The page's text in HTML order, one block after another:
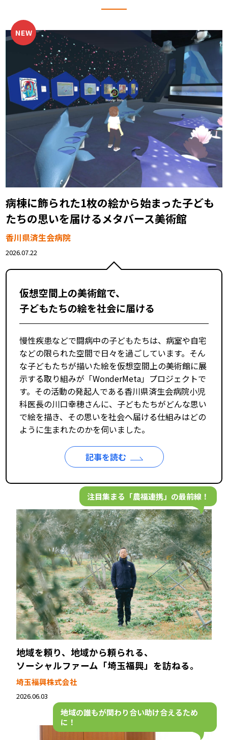
病棟に飾られた1枚の絵から始まった――子ども
たちの思いを届けるメタバース美術館
香川県済生会病院
2026.07.22
仮想空間上の美術館で、
子どもたちの絵を社会に届ける
慢性疾患などで闘病中の子どもたちは、病室や自宅
などの限られた空間で日々を過ごしています。そん
な子どもたちが描いた絵を仮想空間上の美術館に展
示する取り組みが「WonderMeta」プロジェクトで
す。その活動の発起人である香川県済生会病院小児
科医長の川口幸穂さんに、子どもたちがどんな思い
で絵を描き、その思いを社会へ届ける仕組みはどの
ように生まれたのかを伺いました。
記事を読む
注目集まる「農福連携」の最前線！
地域を頼り、地域から頼られる、
ソーシャルファーム「埼玉福興」を訪ねる。
埼玉福興株式会社
2026.06.03
地域の誰もが関わり合い助け合えるため
に！